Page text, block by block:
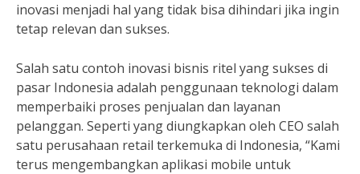
inovasi menjadi hal yang tidak bisa dihindari jika ingin
tetap relevan dan sukses.
Salah satu contoh inovasi bisnis ritel yang sukses di
pasar Indonesia adalah penggunaan teknologi dalam
memperbaiki proses penjualan dan layanan
pelanggan. Seperti yang diungkapkan oleh CEO salah
satu perusahaan retail terkemuka di Indonesia, “Kami
terus mengembangkan aplikasi mobile untuk